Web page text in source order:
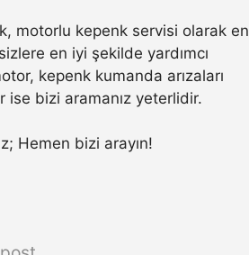
motorlu kepenk servisi olarak en
en iyi şekilde yardımcı
kepenk kumanda arızaları
ise bizi aramanız yeterlidir.
Hemen bizi arayın!